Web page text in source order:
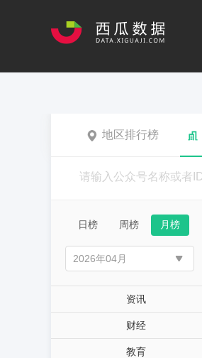
地区排行榜
日榜 周榜 月榜
资讯
财经
教育